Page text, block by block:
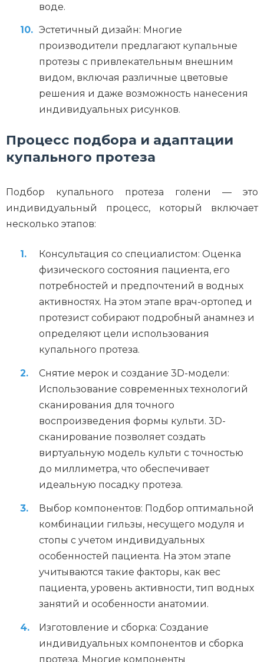
воде.
Эстетичный дизайн: Многие
производители предлагают купальные
протезы с привлекательным внешним
видом, включая различные цветовые
решения и даже возможность нанесения
индивидуальных рисунков.
Процесс подбора и адаптации
купального протеза
Подбор купального протеза голени — это
индивидуальный процесс, который включает
несколько этапов:
Консультация со специалистом: Оценка
физического состояния пациента, его
потребностей и предпочтений в водных
активностях. На этом этапе врач-ортопед и
протезист собирают подробный анамнез и
определяют цели использования
купального протеза.
Снятие мерок и создание 3D-модели:
Использование современных технологий
сканирования для точного
воспроизведения формы культи. 3D-
сканирование позволяет создать
виртуальную модель культи с точностью
до миллиметра, что обеспечивает
идеальную посадку протеза.
Выбор компонентов: Подбор оптимальной
комбинации гильзы, несущего модуля и
стопы с учетом индивидуальных
особенностей пациента. На этом этапе
учитываются такие факторы, как вес
пациента, уровень активности, тип водных
занятий и особенности анатомии.
Изготовление и сборка: Создание
индивидуальных компонентов и сборка
протеза. Многие компоненты